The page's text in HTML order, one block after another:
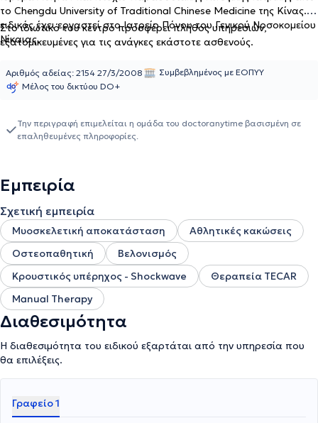
το Chengdu University of Traditional Chinese Medicine της Κίνας. Ο
ειδικός έχει εργαστεί στο Ιατρείο Πόνου του Γενικού Νοσοκομείου
Νίκαιας.
Στο ιδιωτικό του κέντρο προσφέρει πλήθος υπηρεσιών,
εξατομικευμένες για τις ανάγκες εκάστοτε ασθενούς.
Αριθμός αδείας: 2154 27/3/2008
Συμβεβλημένος με ΕΟΠΥΥ
Μέλος του δικτύου DO+
Την περιγραφή επιμελείται η ομάδα του doctoranytime βασισμένη σε
επαληθευμένες πληροφορίες.
Εμπειρία
Σχετική εμπειρία
Μυοσκελετική αποκατάσταση
Αθλητικές κακώσεις
Οστεοπαθητική
Βελονισμός
Κρουστικός υπέρηχος - Shockwave
Θεραπεία TECAR
Manual Therapy
Διαθεσιμότητα
Η διαθεσιμότητα του ειδικού εξαρτάται από την υπηρεσία που
θα επιλέξεις.
Γραφείο 1